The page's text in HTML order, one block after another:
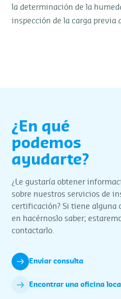
la determinación de la
inspección de la carga previa
¿En qué
podemos
ayudarte?
¿Le gustaría obtener
sobre nuestros servicios de
certificación? Si tiene alguna
en hacérnoslo saber;
contactarlo.
Enviar consulta
Encontrar una oficina local